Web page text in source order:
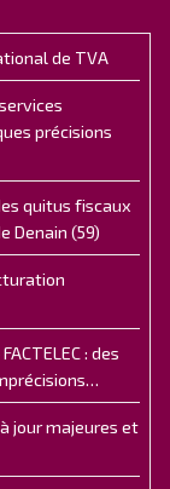
de TVA
précisions
quitus fiscaux
Denain (59)
: des
jour majeures et